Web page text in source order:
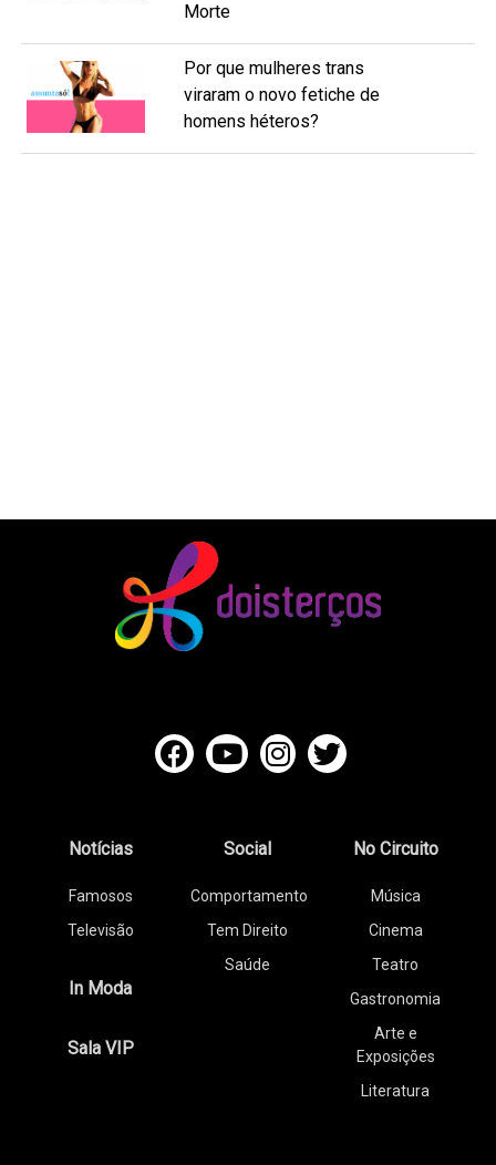
Morte
Por que mulheres trans
viraram o novo fetiche de
homens héteros?
Notícias
Famosos
Televisão
In Moda
Sala VIP
Social
Comportamento
Tem Direito
Saúde
No Circuito
Música
Cinema
Teatro
Gastronomia
Arte e
Exposições
Literatura